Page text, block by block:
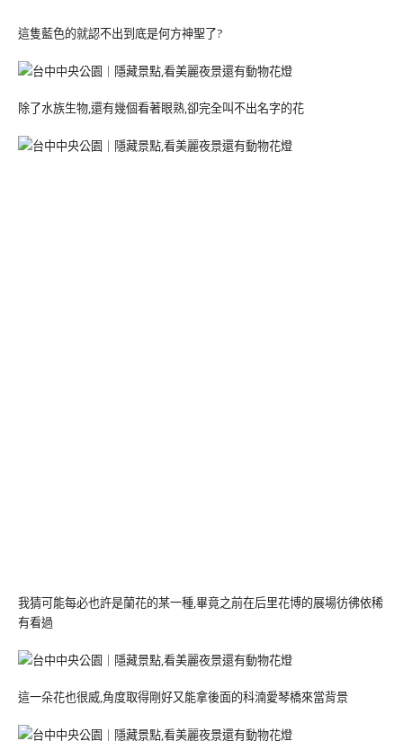
這隻藍色的就認不出到底是何方神聖了?
除了水族生物,還有幾個看著眼熟,卻完全叫不出名字的花
我猜可能每必也許是蘭花的某一種,畢竟之前在后里花博的展場彷彿依稀
有看過
這一朵花也很威,角度取得剛好又能拿後面的科湳愛琴橋來當背景